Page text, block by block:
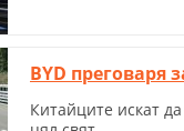
BYD преговаря
Китайците искат